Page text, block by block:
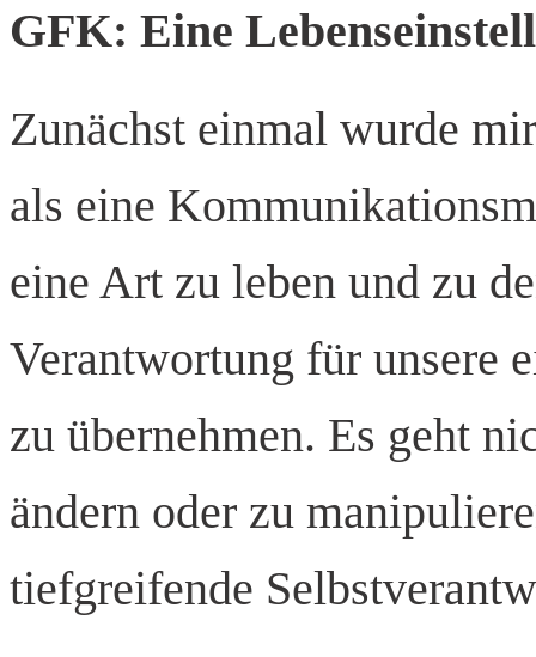
GFK: Eine
Zunächst einmal wurde
als eine
eine Art zu leben und zu
Verantwortung für unsere
zu übernehmen. Es geht
ändern oder zu
tiefgreifende